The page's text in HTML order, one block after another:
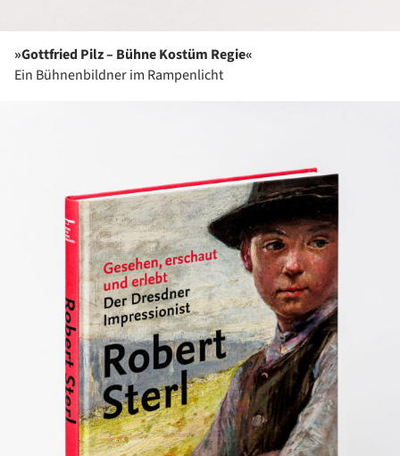
»Gottfried Pilz – Bühne Kostüm Regie«
Ein Bühnenbildner im Rampenlicht